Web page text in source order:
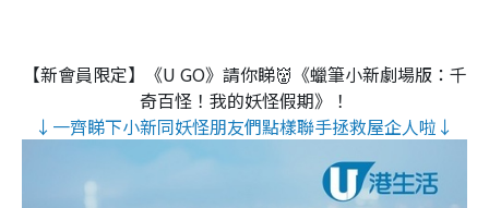
【新會員限定】《U GO》請你睇👹《蠟筆小新劇場版：千
奇百怪！我的妖怪假期》！
↓一齊睇下小新同妖怪朋友們點樣聯手拯救屋企人啦↓